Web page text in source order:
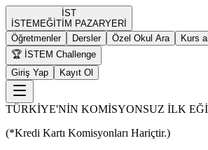
İST
İSTEM EĞİTİM PAZARYERİ
Öğretmenler
Dersler Özel Okul Ara
Kurs
🏆 İSTEM Challenge
Giriş Yap
Kayıt Ol
TÜRKİYE'NİN KOMİSYONSUZ İLK
(*Kredi Kartı Komisyonları Hariçtir.)